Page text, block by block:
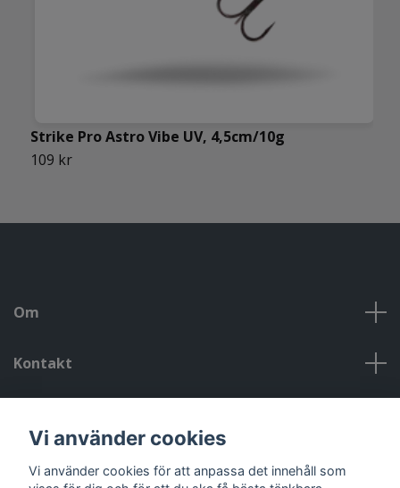
Strike Pro Astro Vibe UV, 4,5cm/10g
109 kr
Om
Kontakt
Sociala medier
Vi använder cookies
Vi använder cookies för att anpassa det innehåll som